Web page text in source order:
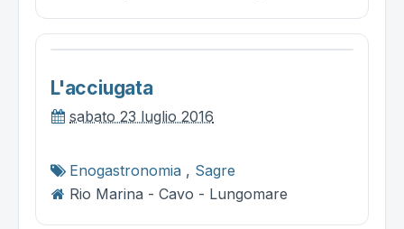
L'acciugata
sabato 23 luglio 2016
Enogastronomia , Sagre
Rio Marina - Cavo - Lungomare